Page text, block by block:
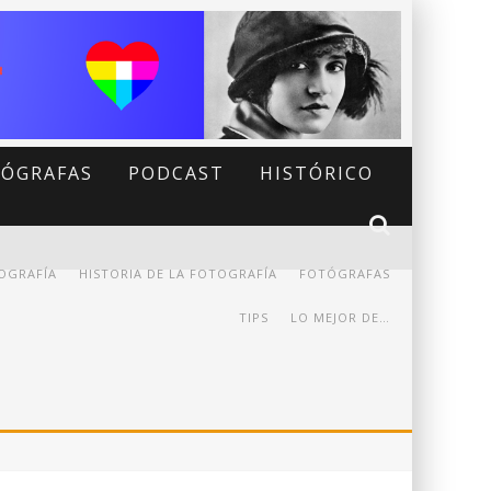
PODCAST HISTÓRICO
FOTÓGRAFAS
HISTORIA DE LA FOTOGRAFÍA
LO MEJOR DE…
TIPS